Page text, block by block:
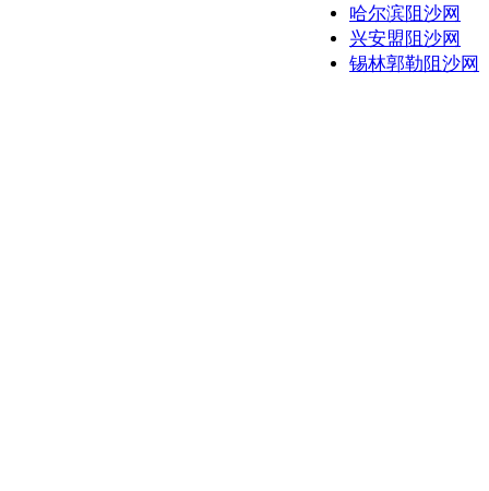
哈尔滨阻沙网
兴安盟阻沙网
锡林郭勒阻沙网